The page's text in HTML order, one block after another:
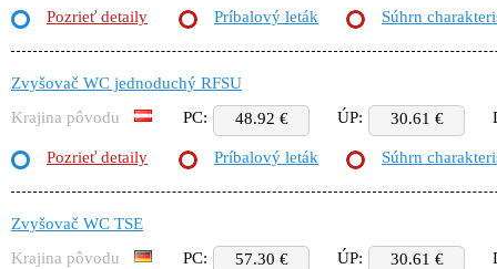
Pozrieť detaily Príbalový leták Súhrn
Zvyšovač WC jednoduchý RFSU
Krajina pôvodu
PC: 48.92 € ÚP: 30.61 €
Pozrieť detaily Príbalový leták Súhrn
Zvyšovač WC TSE
Krajina pôvodu
PC: 57.30 € ÚP: 30.61 €